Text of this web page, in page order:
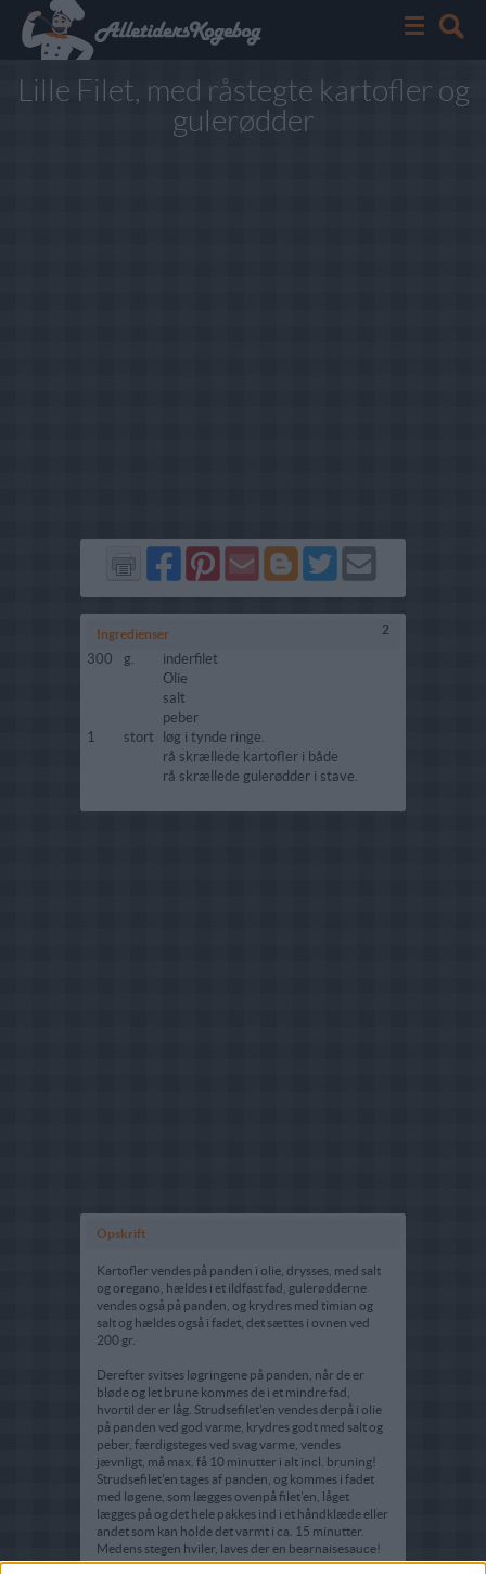
Lille Filet, med råstegte kartofler og
gulerødder
Del
på
Facebook
Del
på
Pinterest
Send
via
GMail
Del
på
Blogger
Del
på
Twitter
Send
Ingredienser 2
300 g.
inderfilet
Olie
salt
peber
1
stort
løg i tynde ringe.
rå skrællede kartofler i både
rå skrællede gulerødder i stave.
Opskrift
Kartofler vendes på panden i olie, drysses, med salt
og oregano, hældes i et ildfast fad, gulerødderne
vendes også på panden, og krydres med timian og
salt og hældes også i fadet, det sættes i ovnen ved
200 gr.
Derefter svitses løgringene på panden, når de er
bløde og let brune kommes de i et mindre fad,
hvortil der er låg. Strudsefilet'en vendes derpå i olie
på panden ved god varme, krydres godt med salt og
peber, færdigsteges ved svag varme, vendes
jævnligt, må max. få 10 minutter i alt incl. bruning!
Strudsefilet'en tages af panden, og kommes i fadet
med løgene, som lægges ovenpå filet'en, låget
lægges på og det hele pakkes ind i et håndklæde eller
andet som kan holde det varmt i ca. 15 minutter.
Medens stegen hviler, laves der en bearnaisesauce!
Filet'en skæres i tynde skiver og anrettes med bløde